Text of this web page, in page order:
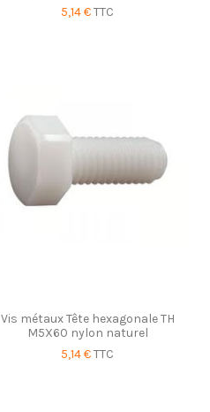
5,14 €TTC
Vis métaux Tête hexagonale TH
M5X60 nylon naturel
5,14 €TTC